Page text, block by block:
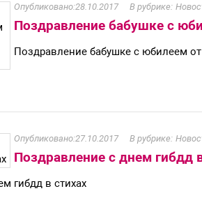
28.10.2017
Поздравление бабушке с
Поздравление бабушке с юбилеем
27.10.2017
Поздравление с днем гибдд
гибдд в стихах